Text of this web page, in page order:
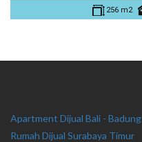
256 m2
Apartment Dijual Bali - Badung
Rumah Dijual Surabaya Timur